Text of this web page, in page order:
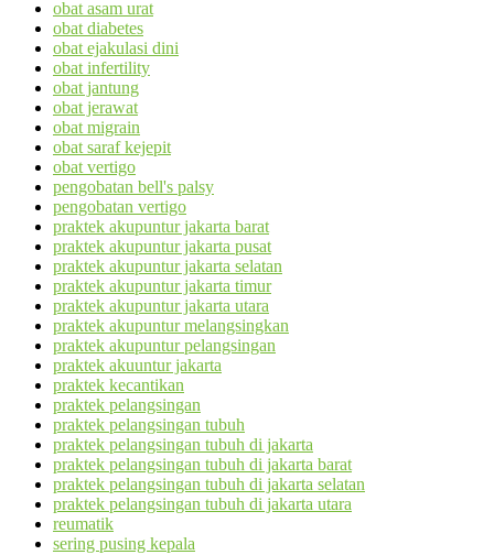
obat asam urat
obat diabetes
obat ejakulasi dini
obat infertility
obat jantung
obat jerawat
obat migrain
obat saraf kejepit
obat vertigo
pengobatan bell's palsy
pengobatan vertigo
praktek akupuntur jakarta barat
praktek akupuntur jakarta pusat
praktek akupuntur jakarta selatan
praktek akupuntur jakarta timur
praktek akupuntur jakarta utara
praktek akupuntur melangsingkan
praktek akupuntur pelangsingan
praktek akuuntur jakarta
praktek kecantikan
praktek pelangsingan
praktek pelangsingan tubuh
praktek pelangsingan tubuh di jakarta
praktek pelangsingan tubuh di jakarta barat
praktek pelangsingan tubuh di jakarta selatan
praktek pelangsingan tubuh di jakarta utara
reumatik
sering pusing kepala